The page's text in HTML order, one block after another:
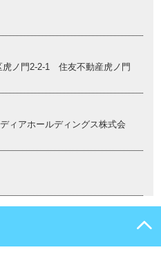
虎ノ門2-2-1 住友不動産虎ノ門
ィアホールディングス株式会